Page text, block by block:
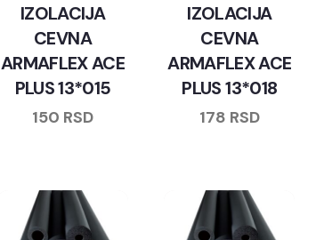
IZOLACIJA
CEVNA
ARMAFLEX ACE
PLUS 13*015
150 RSD
IZOLACIJA
CEVNA
ARMAFLEX ACE
PLUS 13*018
178 RSD